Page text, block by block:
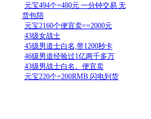
元宝494个=480元 一分钟交易 无
货包陪
元宝2160个便宜卖==2000元
43级女战士
45级男道士白名,带1200秒卡
46级男道经验过1亿两千多万
43级男战士白名。便宜卖
元宝220个=200RMB.闪电到货